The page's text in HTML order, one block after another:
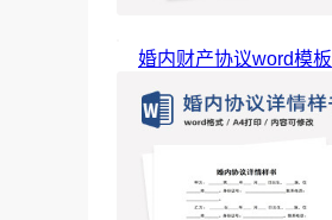
婚内财产协议word模板